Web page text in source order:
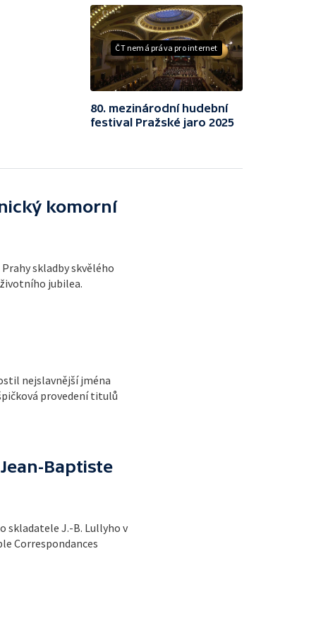
ČT nemá práva pro internet
80. mezinárodní hudební
festival Pražské jaro 2025
komorní
skladby skvělého
jubilea.
nejslavnější jména
provedení titulů
Baptiste
skladatele J.-B. Lullyho v
Correspondances